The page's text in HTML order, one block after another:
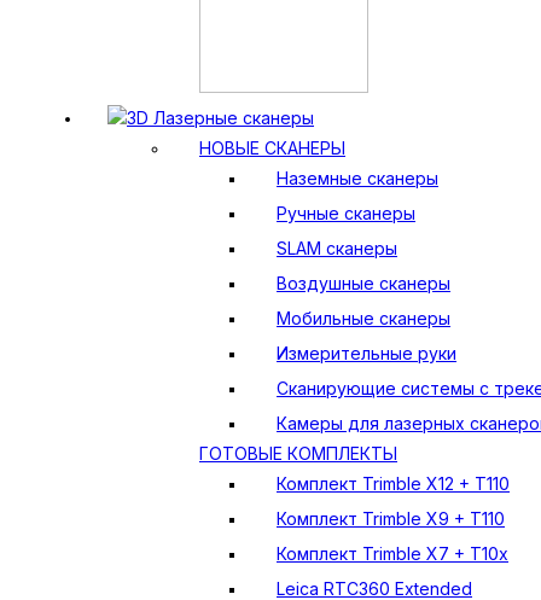
3D Лазерные сканеры
НОВЫЕ СКАНЕРЫ
Наземные сканеры
Ручные сканеры
SLAM сканеры
Воздушные сканеры
Мобильные сканеры
Измерительные руки
Сканирующие системы с
Камеры для лазерных
ГОТОВЫЕ КОМПЛЕКТЫ
Комплект Trimble X12 + T110
Комплект Trimble X9 + T110
Комплект Trimble X7 + T10x
Leica RTC360 Extended